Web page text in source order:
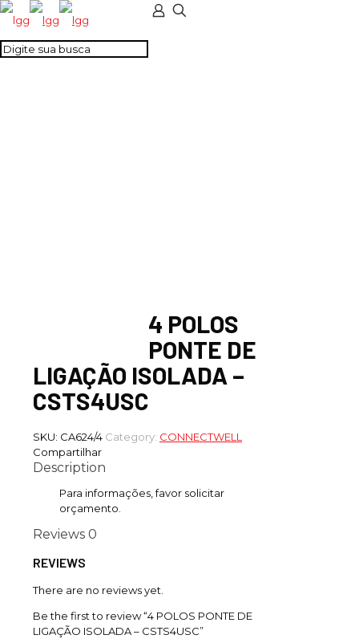
4 POLOS
PONTE DE
LIGAÇÃO ISOLADA –
CSTS4USC
SKU: CA624/4 Category: CONNECTWELL
Compartilhar
Description
Para informações, favor solicitar
orçamento.
Reviews 0
REVIEWS
There are no reviews yet.
Be the first to review “4 POLOS PONTE DE
LIGAÇÃO ISOLADA – CSTS4USC”